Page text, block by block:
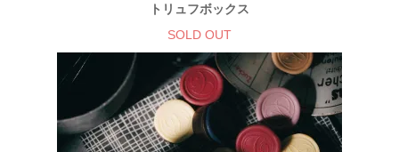
トリュフボックス
SOLD OUT